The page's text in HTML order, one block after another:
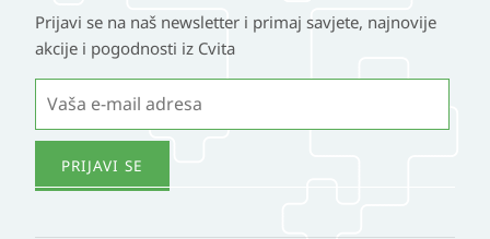
Prijavi se na naš newsletter i primaj savjete, najnovije
akcije i pogodnosti iz Cvita